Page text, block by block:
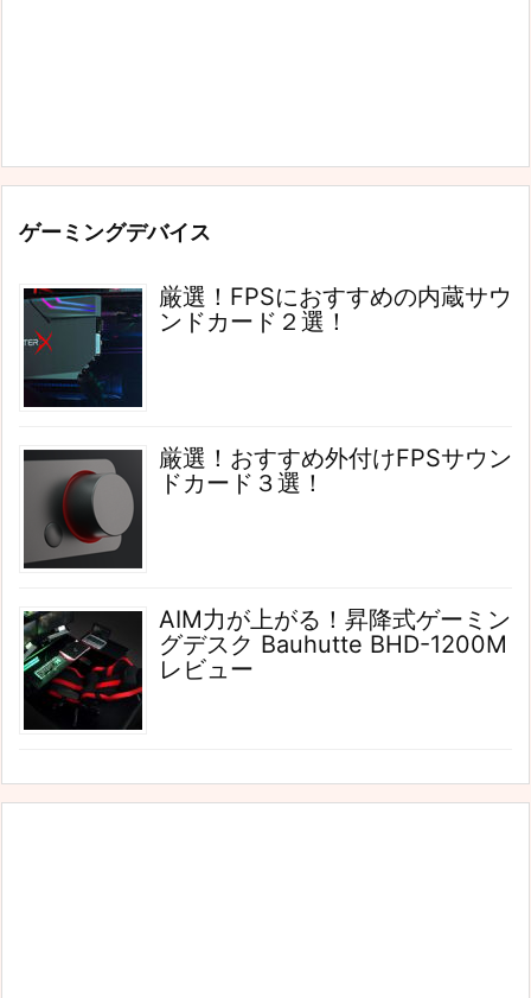
ゲーミングデバイス
厳選！FPSにおすすめの内蔵サウ
ンドカード２選！
厳選！おすすめ外付けFPSサウン
ドカード３選！
AIM力が上がる！昇降式ゲーミン
グデスク Bauhutte BHD-1200M
レビュー